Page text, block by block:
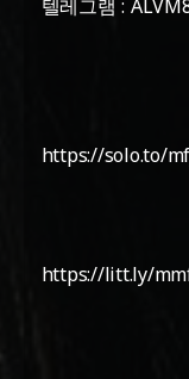
텔레그램 :
https://solo.to/
https://litt.ly/